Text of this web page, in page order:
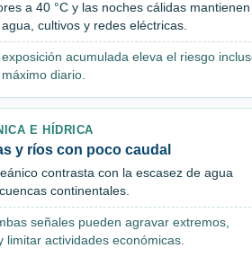
a 40 °C y las noches cálidas mantienen
cultivos y redes eléctricas.
exposición acumulada eleva el riesgo
diario.
E HÍDRICA
y ríos con poco caudal
contrasta con la escasez de agua
continentales.
señales pueden agravar extremos,
limitar actividades económicas.